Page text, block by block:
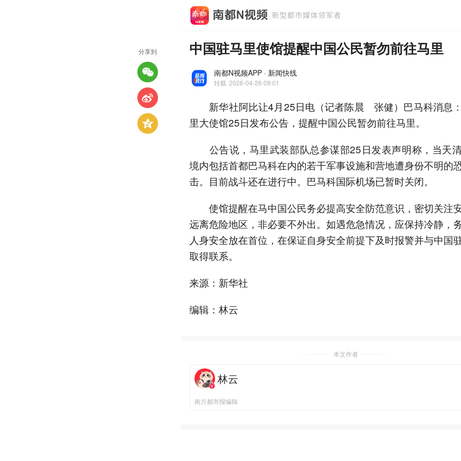
中国驻马里使馆提醒中国公民暂勿前往马里
南都N视频APP · 新闻快线
转载 2026-04-26 09:01
新华社阿比让4月25日电（记者陈晨 张健）巴马科消息
里大使馆25日发布公告，提醒中国公民暂勿前往马里。
公告说，马里武装部队总参谋部25日发表声明称，当天
境内包括首都巴马科在内的若干军事设施和营地遭身份不明的
击。目前战斗还在进行中。巴马科国际机场已暂时关闭。
使馆提醒在马中国公民务必提高安全防范意识，密切关注
远离危险地区，非必要不外出。如遇危急情况，应保持冷静，
人身安全放在首位，在保证自身安全前提下及时报警并与中国
取得联系。
来源：新华社
编辑：林云
本文作者
林云
南方都市报编辑
分享到